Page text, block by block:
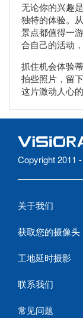
无论你的兴趣
独特的体验。
景点都值得一
合自己的活动
抓住机会体验
拍些照片，留
这片激动人心
Copyright 2011
关于我们
获取您的摄像头
工地延时摄影
联系我们
常见问题